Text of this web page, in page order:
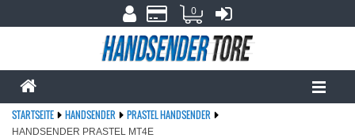
0
STARTSEITE HANDSENDER PRASTEL HANDSENDER
HANDSENDER PRASTEL MT4E